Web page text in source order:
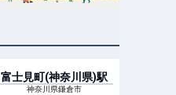
富士見町(神奈川県)駅
神奈川県鎌倉市